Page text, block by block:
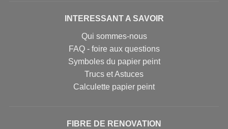
INTERESSANT A SAVOIR
Qui sommes-nous
FAQ - foire aux questions
Symboles du papier peint
Trucs et Astuces
Calculette papier peint
FIBRE DE RENOVATION